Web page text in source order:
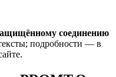
соединению
подробности — в